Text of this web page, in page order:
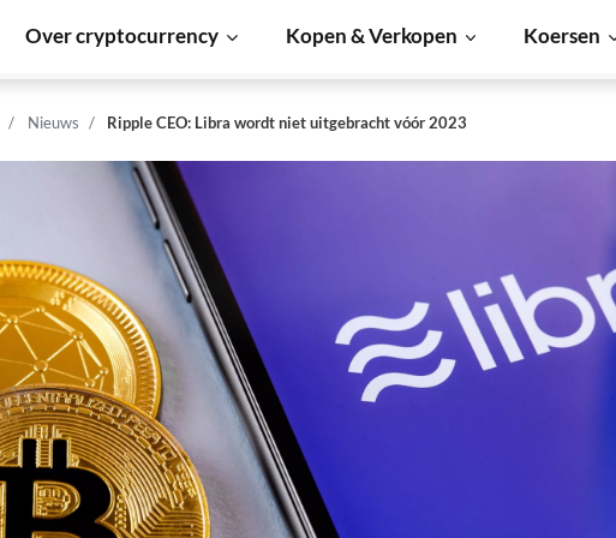
Over cryptocurrency Kopen & Verkopen Koersen
Nieuws Ripple CEO: Libra wordt niet uitgebracht vóór 2023